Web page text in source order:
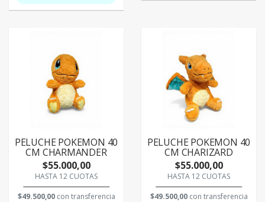
PELUCHE POKEMON 40
CM CHARMANDER
$55.000,00
HASTA 12 CUOTAS
$49.500,00con transferencia
PELUCHE POKEMON 40
CM CHARIZARD
$55.000,00
HASTA 12 CUOTAS
$49.500,00con transferencia